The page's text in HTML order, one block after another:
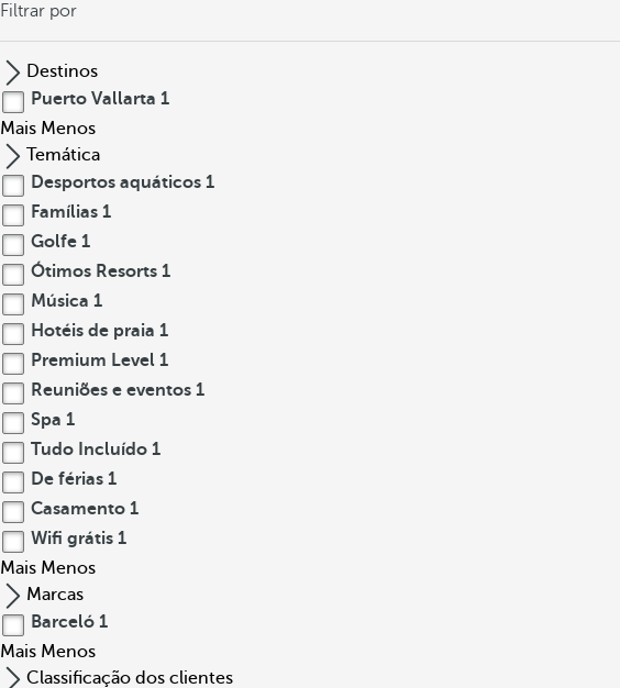
Filtrar por
Destinos
Puerto Vallarta 1
Mais Menos
Temática
Desportos aquáticos 1
Famílias 1
Golfe 1
Ótimos Resorts 1
Música 1
Hotéis de praia 1
Premium Level 1
Reuniões e eventos 1
Spa 1
Tudo Incluído 1
De férias 1
Casamento 1
Wifi grátis 1
Mais Menos
Marcas
Barceló 1
Mais Menos
Classificação dos clientes